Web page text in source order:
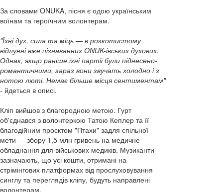
За словами ONUKA, пісня є одою українським
воїнам та героїчним волонтерам.
"Їхні дух, сила та міць — в розкотистому
відлунні вже пізнаванних ONUK-івських духових.
Однак, якщо раніше їхні партії були піднесено-
романтичними, зараз вони звучать холодно і з
нотою люті. Немає більше місця сентиментам"
- йдеться в описі.
Кліп вийшов з благородною метою. Гурт
об'єднався з волонтеркою Татою Кеплер та її
благодійним проєктом "Птахи" задля спільної
мети — збору 1,5 млн гривень на медичне
обладнання для військових медиків. Музиканти
зазначають, що усі кошти, отримані на
стрімінгових платформах від прослуховування
синглу та переглядів кліпу, будуть направлені
волонтерам.